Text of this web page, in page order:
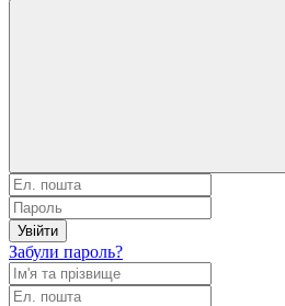
Увійти
Забули пароль?